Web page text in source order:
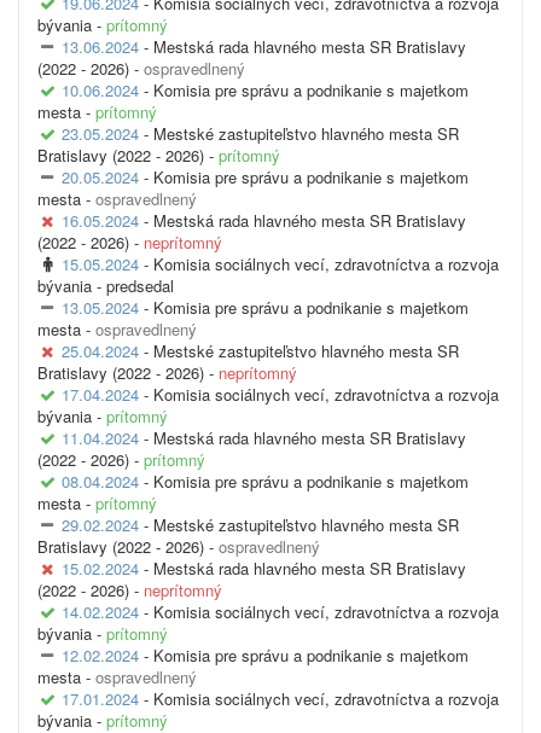
bývania - prítomný
13.06.2024 - Mestská rada hlavného mesta SR Bratislavy
(2022 - 2026) - ospravedlnený
10.06.2024 - Komisia pre správu a podnikanie s majetkom
mesta - prítomný
23.05.2024 - Mestské zastupiteľstvo hlavného mesta SR
Bratislavy (2022 - 2026) - prítomný
20.05.2024 - Komisia pre správu a podnikanie s majetkom
mesta - ospravedlnený
16.05.2024 - Mestská rada hlavného mesta SR Bratislavy
(2022 - 2026) - neprítomný
15.05.2024 - Komisia sociálnych vecí, zdravotníctva a rozvoja
bývania - predsedal
13.05.2024 - Komisia pre správu a podnikanie s majetkom
mesta - ospravedlnený
25.04.2024 - Mestské zastupiteľstvo hlavného mesta SR
Bratislavy (2022 - 2026) - neprítomný
17.04.2024 - Komisia sociálnych vecí, zdravotníctva a rozvoja
bývania - prítomný
11.04.2024 - Mestská rada hlavného mesta SR Bratislavy
(2022 - 2026) - prítomný
08.04.2024 - Komisia pre správu a podnikanie s majetkom
mesta - prítomný
29.02.2024 - Mestské zastupiteľstvo hlavného mesta SR
Bratislavy (2022 - 2026) - ospravedlnený
15.02.2024 - Mestská rada hlavného mesta SR Bratislavy
(2022 - 2026) - neprítomný
14.02.2024 - Komisia sociálnych vecí, zdravotníctva a rozvoja
bývania - prítomný
12.02.2024 - Komisia pre správu a podnikanie s majetkom
mesta - ospravedlnený
17.01.2024 - Komisia sociálnych vecí, zdravotníctva a rozvoja
bývania - prítomný